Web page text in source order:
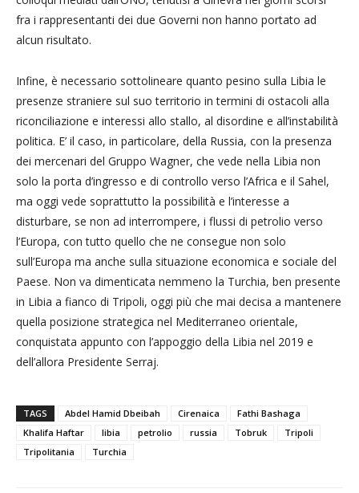
fra i rappresentanti dei due Governi non hanno portato ad
alcun risultato.
Infine, è necessario sottolineare quanto pesino sulla Libia le
presenze straniere sul suo territorio in termini di ostacoli alla
riconciliazione e interessi allo stallo, al disordine e all’instabilità
politica. E’ il caso, in particolare, della Russia, con la presenza
dei mercenari del Gruppo Wagner, che vede nella Libia non
solo la porta d’ingresso e di controllo verso l’Africa e il Sahel,
ma oggi vede soprattutto la possibilità e l’interesse a
disturbare, se non ad interrompere, i flussi di petrolio verso
l’Europa, con tutto quello che ne consegue non solo
sull’Europa ma anche sulla situazione economica e sociale del
Paese. Non va dimenticata nemmeno la Turchia, ben presente
in Libia a fianco di Tripoli, oggi più che mai decisa a mantenere
quella posizione strategica nel Mediterraneo orientale,
conquistata appunto con l’appoggio della Libia nel 2019 e
dell’allora Presidente Serraj.
TAGS Abdel Hamid Dbeibah Cirenaica
Fathi Bashaga
Khalifa Haftar
libia petrolio russia Tobruk
Tripoli
Tripolitania
Turchia